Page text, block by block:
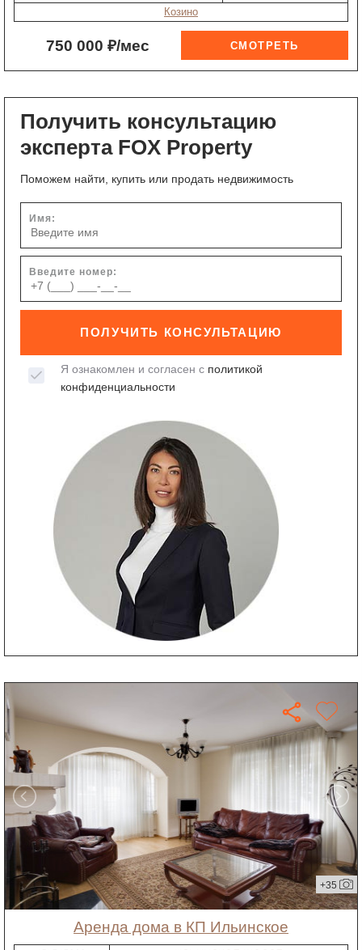
Козино
750 000 ₽/мес
Получить консультацию
эксперта FOX Property
Поможем найти, купить или продать недвижимость
Имя:
Введите номер:
ПОЛУЧИТЬ КОНСУЛЬТАЦИЮ
Я ознакомлен и согласен с политикой
конфиденциальности
+35
Аренда дома в КП Ильинское